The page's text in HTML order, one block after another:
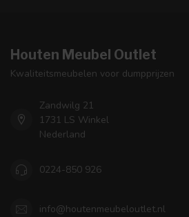
Houten Meubel Outlet
Kwaliteitsmeubelen voor dumpprijzen
Zandwilg 21
1731 LS Winkel
Nederland
0224-850 926
info@houtenmeubeloutlet.nl